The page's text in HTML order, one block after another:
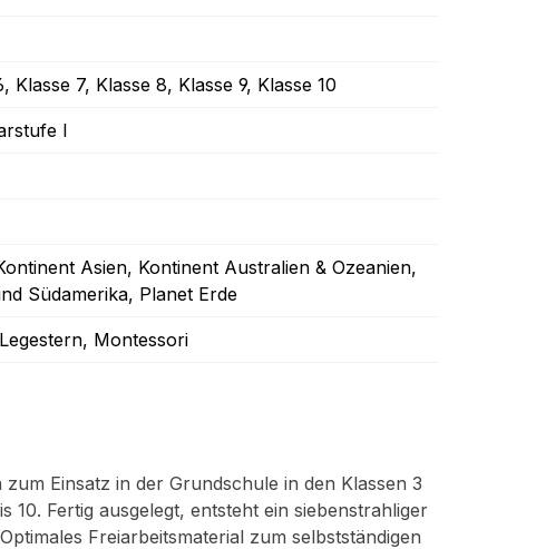
, Klasse 7, Klasse 8, Klasse 9, Klasse 10
I
Asien, Kontinent Australien & Ozeanien,
Südamerika, Planet Erde
, Montessori
Einsatz in der Grundschule in den Klassen 3
Fertig ausgelegt, entsteht ein siebenstrahliger
Freiarbeitsmaterial zum selbstständigen